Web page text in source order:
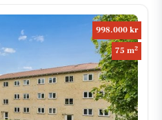
998.000 kr
75 m2